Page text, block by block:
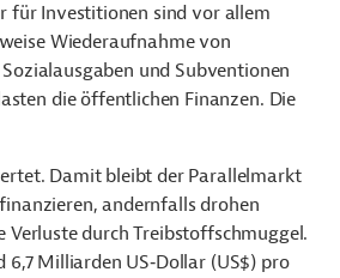
für Investitionen sind vor allem
Wiederaufnahme von
und Subventionen
die öffentlichen Finanzen. Die
Damit bleibt der Parallelmarkt
andernfalls drohen
durch Treibstoffschmuggel.
Milliarden US‑Dollar (US$) pro